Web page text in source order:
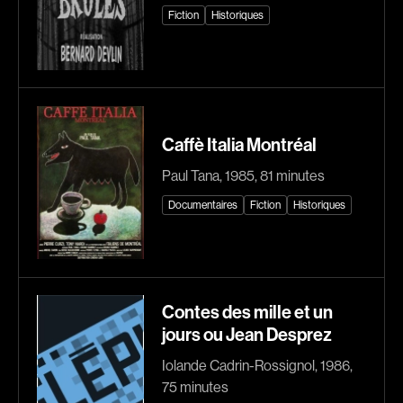
Arson Ann
Asselin Olivier
Asselin Jean-François
Aubert Robin
Aubry François
Aurtenèche Albéric
Azzopardi Mario
Baldi Gian Vittorio
Barabé Charles
Barbancourt Marie Ange
Barbeau Paul
Barbeau-Lavalette Anaïs
Baric Nancy
Baril Céline
Barilliet France
Barnaby Jeff
Barrilliet Fabrice
Baruchel Jay
Barzman Paolo
Bastien Pierre
Fiction Historiques
Caffè Italia Montréal
Paul Tana, 1985, 81 minutes
Documentaires Fiction Historiques
Contes des mille et un
jours ou Jean Desprez
Iolande Cadrin-Rossignol, 1986,
75 minutes